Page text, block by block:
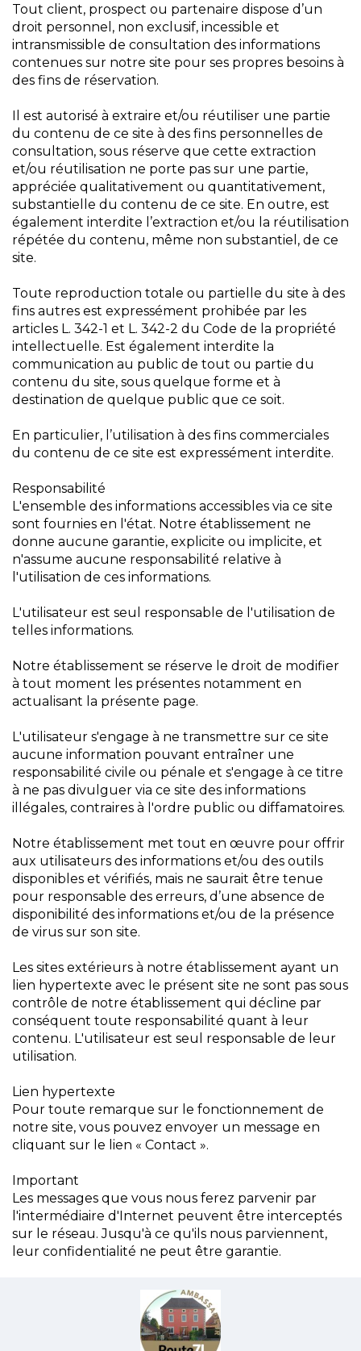
Tout client, prospect ou partenaire dispose d’un
droit personnel, non exclusif, incessible et
intransmissible de consultation des informations
contenues sur notre site pour ses propres besoins à
des fins de réservation.
Il est autorisé à extraire et/ou réutiliser une partie
du contenu de ce site à des fins personnelles de
consultation, sous réserve que cette extraction
et/ou réutilisation ne porte pas sur une partie,
appréciée qualitativement ou quantitativement,
substantielle du contenu de ce site. En outre, est
également interdite l’extraction et/ou la réutilisation
répétée du contenu, même non substantiel, de ce
site.
Toute reproduction totale ou partielle du site à des
fins autres est expressément prohibée par les
articles L. 342-1 et L. 342-2 du Code de la propriété
intellectuelle. Est également interdite la
communication au public de tout ou partie du
contenu du site, sous quelque forme et à
destination de quelque public que ce soit.
En particulier, l’utilisation à des fins commerciales
du contenu de ce site est expressément interdite.
Responsabilité
L'ensemble des informations accessibles via ce site
sont fournies en l'état. Notre établissement ne
donne aucune garantie, explicite ou implicite, et
n'assume aucune responsabilité relative à
l'utilisation de ces informations.
L'utilisateur est seul responsable de l'utilisation de
telles informations.
Notre établissement se réserve le droit de modifier
à tout moment les présentes notamment en
actualisant la présente page.
L'utilisateur s'engage à ne transmettre sur ce site
aucune information pouvant entraîner une
responsabilité civile ou pénale et s'engage à ce titre
à ne pas divulguer via ce site des informations
illégales, contraires à l'ordre public ou diffamatoires.
Notre établissement met tout en œuvre pour offrir
aux utilisateurs des informations et/ou des outils
disponibles et vérifiés, mais ne saurait être tenue
pour responsable des erreurs, d’une absence de
disponibilité des informations et/ou de la présence
de virus sur son site.
Les sites extérieurs à notre établissement ayant un
lien hypertexte avec le présent site ne sont pas sous
contrôle de notre établissement qui décline par
conséquent toute responsabilité quant à leur
contenu. L'utilisateur est seul responsable de leur
utilisation.
Lien hypertexte
Pour toute remarque sur le fonctionnement de
notre site, vous pouvez envoyer un message en
cliquant sur le lien « Contact ».
Important
Les messages que vous nous ferez parvenir par
l'intermédiaire d'Internet peuvent être interceptés
sur le réseau. Jusqu'à ce qu'ils nous parviennent,
leur confidentialité ne peut être garantie.